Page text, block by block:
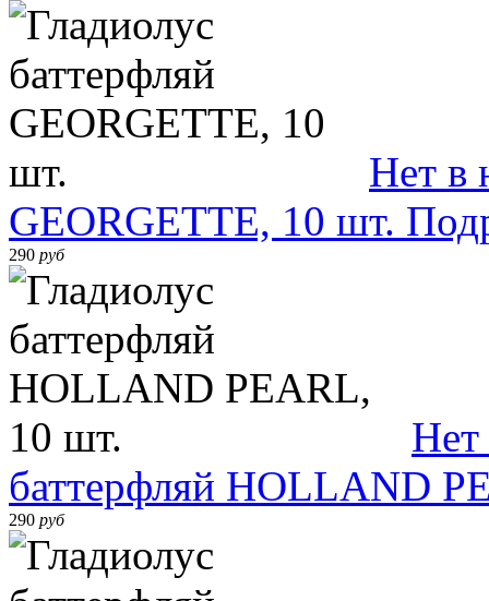
Нет в
GEORGETTE, 10 шт.
290 руб
Нет
баттерфляй HOLLAND
290 руб